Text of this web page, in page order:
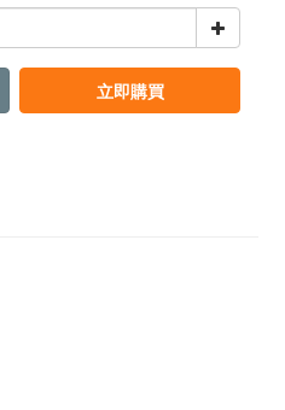
立即購買